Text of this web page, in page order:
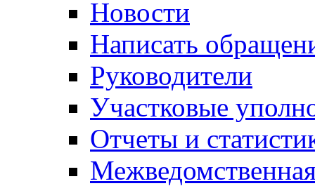
Новости
Написать
Руководители
Участковые
Отчеты и